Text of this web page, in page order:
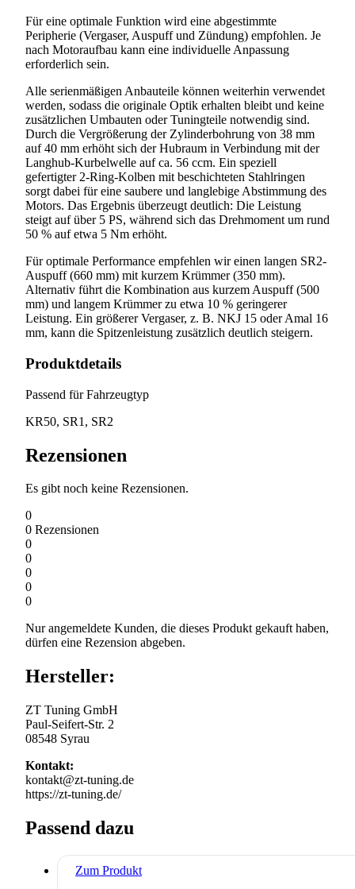
Für eine optimale Funktion wird eine abgestimmte
Peripherie (Vergaser, Auspuff und Zündung) empfohlen. Je
nach Motoraufbau kann eine individuelle Anpassung
erforderlich sein.
Alle serienmäßigen Anbauteile können weiterhin verwendet
werden, sodass die originale Optik erhalten bleibt und keine
zusätzlichen Umbauten oder Tuningteile notwendig sind.
Durch die Vergrößerung der Zylinderbohrung von 38 mm
auf 40 mm erhöht sich der Hubraum in Verbindung mit der
Langhub-Kurbelwelle auf ca. 56 ccm. Ein speziell
gefertigter 2-Ring-Kolben mit beschichteten Stahlringen
sorgt dabei für eine saubere und langlebige Abstimmung des
Motors. Das Ergebnis überzeugt deutlich: Die Leistung
steigt auf über 5 PS, während sich das Drehmoment um rund
50 % auf etwa 5 Nm erhöht.
Für optimale Performance empfehlen wir einen langen SR2-
Auspuff (660 mm) mit kurzem Krümmer (350 mm).
Alternativ führt die Kombination aus kurzem Auspuff (500
mm) und langem Krümmer zu etwa 10 % geringerer
Leistung. Ein größerer Vergaser, z. B. NKJ 15 oder Amal 16
mm, kann die Spitzenleistung zusätzlich deutlich steigern.
Produktdetails
Passend für Fahrzeugtyp
KR50, SR1, SR2
Rezensionen
Es gibt noch keine Rezensionen.
0
0 Rezensionen
0
0
0
0
0
Nur angemeldete Kunden, die dieses Produkt gekauft haben,
dürfen eine Rezension abgeben.
Hersteller:
ZT Tuning GmbH
Paul-Seifert-Str. 2
08548 Syrau
Kontakt:
kontakt@zt-tuning.de
https://zt-tuning.de/
Passend dazu
Zum Produkt